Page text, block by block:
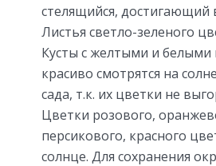
стелящийся, достигающий
Листья светло-зеленого
Кусты с желтыми и белыми
красиво смотрятся на
сада, т.к. их цветки не
Цветки розового,
персикового, красного
солнце. Для сохранения